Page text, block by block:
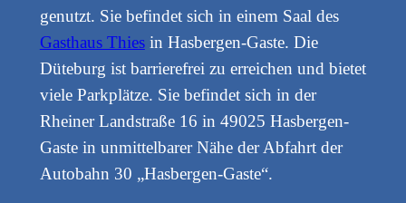
genutzt. Sie befindet sich in einem Saal des
Gasthaus Thiesin Hasbergen-Gaste. Die
Düteburg ist barrierefrei zu erreichen und bietet
viele Parkplätze. Sie befindet sich in der
Rheiner Landstraße 16 in 49025 Hasbergen-
Gaste in unmittelbarer Nähe der Abfahrt der
Autobahn 30 „Hasbergen-Gaste“.